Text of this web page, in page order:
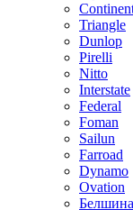
Triangle
Dunlop
Pirelli
Nitto
Interstate
Federal
Foman
Sailun
Farroad
Dynamo
Ovation
Белшина